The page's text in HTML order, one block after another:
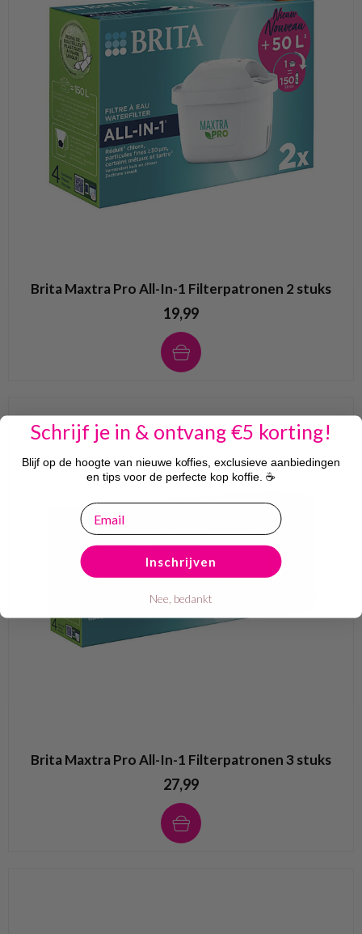
Brita Maxtra Pro All-In-1 Filterpatronen 2 stuks
19,99
Brita Maxtra Pro All-In-1 Filterpatronen 3 stuks
27,99
Schrijf je in & ontvang €5 korting!
Blijf op de hoogte van nieuwe koffies, exclusieve aanbiedingen
en tips voor de perfecte kop koffie. ☕
email
Inschrijven
Nee, bedankt